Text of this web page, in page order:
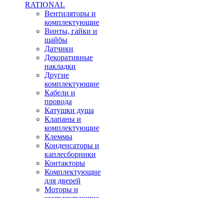
RATIONAL
Вентиляторы и
комплектующие
Винты, гайки и
шайбы
Датчики
Декоративные
накладки
Другие
комплектующие
Кабели и
провода
Катушки душа
Клапаны и
комплектующие
Клеммы
Конденсаторы и
каплесборники
Контакторы
Комплектующие
для дверей
Моторы и